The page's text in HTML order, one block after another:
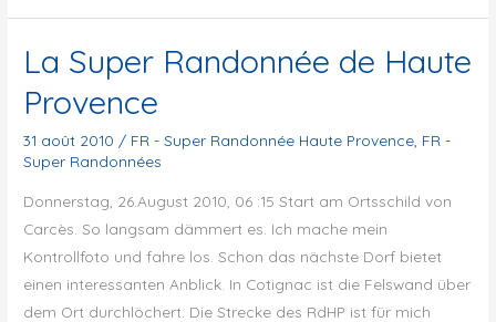
troppi
al
buio!
La Super Randonnée de Haute
Provence
31 août 2010 / FR - Super Randonnée Haute Provence FR -
Super Randonnées
Donnerstag, 26.August 2010, 06 :15 Start am Ortsschild von
Carcès. So langsam dämmert es. Ich mache mein
Kontrollfoto und fahre los. Schon das nächste Dorf bietet
einen interessanten Anblick. In Cotignac ist die Felswand über
dem Ort durchlöchert. Die Strecke des RdHP ist für mich